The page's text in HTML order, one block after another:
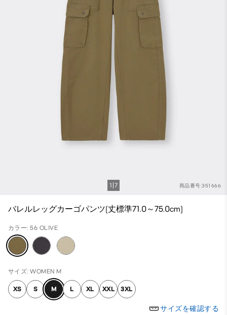
商品番号:351666
1 7
バレルレッグカーゴパンツ(丈標準71.0～75.0cm)
カラー: 56 OLIVE
サイズ: WOMEN M
XS S M L XL XXL 3XL
サイズを確認する